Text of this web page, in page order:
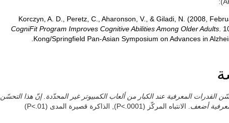
Korczyn, A. D., Peretz, C., Aharonson, V., & Giladi, N. (2008,
CogniFit Program Improves Cognitive Abilities Among Older Adults .
Kong/Springfield Pan-Asian Symposium on Advances in
القدرات المعرفية عند الكبار من ألعاب الكمبيوتر غير المحدّدة. إنّ هذا التحسّن
معرفية أضعف
. الانتباه المركّز (P<.0001), الذاكرة قصيرة المدى (P<.01)